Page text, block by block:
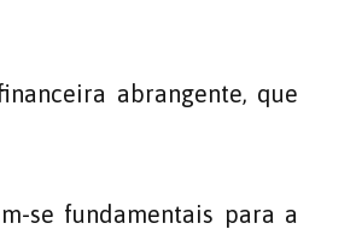
abrangente, que
se fundamentais para a